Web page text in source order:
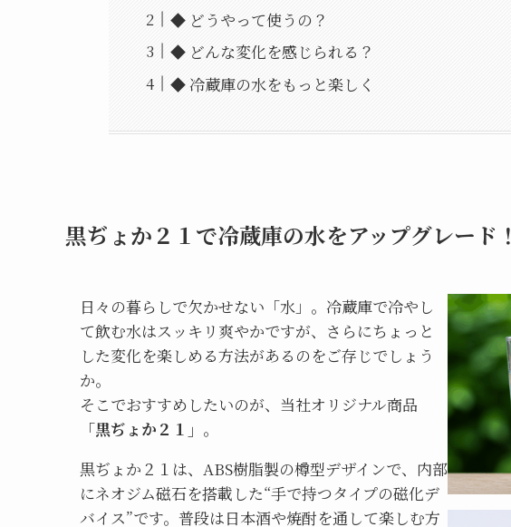
◆ どうやって使うの？
◆ どんな変化を感じられる？
◆ 冷蔵庫の水をもっと楽しく
黒ぢょか２１で冷蔵庫の水をアップグレード！
日々の暮らしで欠かせない「水」。冷蔵庫で冷やし
て飲む水はスッキリ爽やかですが、さらにちょっと
した変化を楽しめる方法があるのをご存じでしょう
か。
そこでおすすめしたいのが、当社オリジナル商品
「黒ぢょか２１」 。
黒ぢょか２１は、ABS樹脂製の樽型デザインで、内部
にネオジム磁石を搭載した“手で持つタイプの磁化デ
バイス”です。普段は日本酒や焼酎を通して楽しむ方